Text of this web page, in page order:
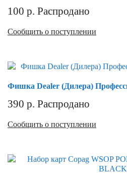
100 р. Распродано
Сообщить о поступлении
Фишка Dealer (Дилера)
390 р. Распродано
Сообщить о поступлении